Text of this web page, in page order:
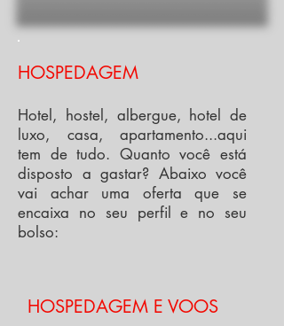
HOSPEDAGEM
Hotel, hostel, albergue, hotel de
luxo, casa, apartamento...aqui
tem de tudo. Quanto você está
disposto a gastar? Abaixo você
vai achar uma oferta que se
encaixa no seu perfil e no seu
bolso:
HOSPEDAGEM E VOOS